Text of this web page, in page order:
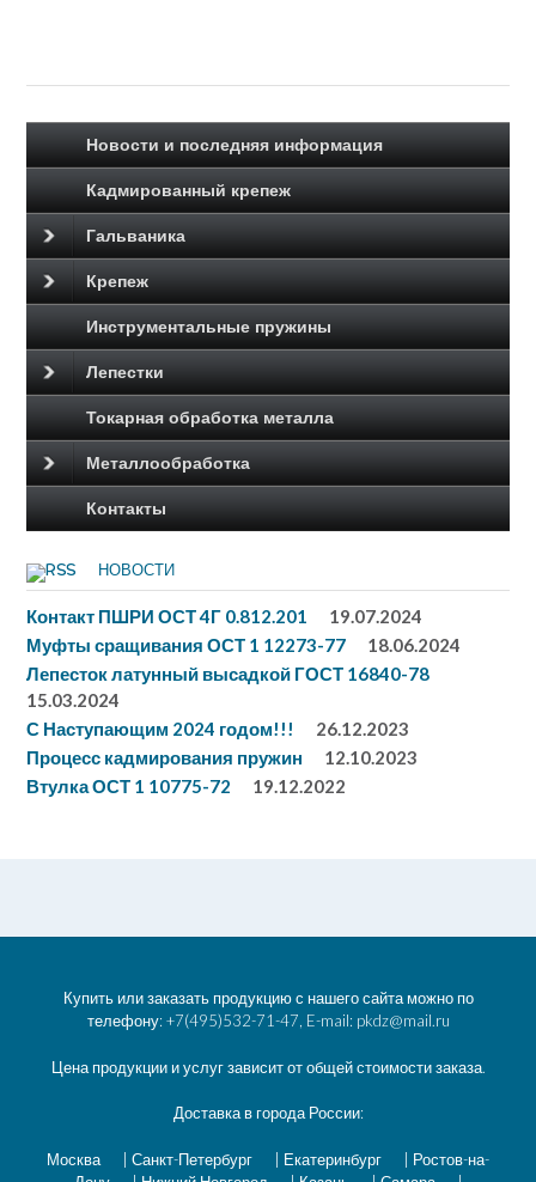
Новости и последняя информация
Кадмированный крепеж
Гальваника
Крепеж
Инструментальные пружины
Лепестки
Токарная обработка металла
Металлообработка
Контакты
НОВОСТИ
Контакт ПШРИ ОСТ 4Г 0.812.201
19.07.2024
Муфты сращивания ОСТ 1 12273-77
18.06.2024
Лепесток латунный высадкой ГОСТ 16840-78
15.03.2024
С Наступающим 2024 годом!!!
26.12.2023
Процесс кадмирования пружин
12.10.2023
Втулка ОСТ 1 10775-72
19.12.2022
Купить или заказать продукцию с нашего сайта можно по
телефону: +7(495)532-71-47, E-mail: pkdz@mail.ru
Цена продукции и услуг зависит от общей стоимости заказа.
Доставка в города России:
Москва | Санкт-Петербург | Екатеринбург | Ростов-на-